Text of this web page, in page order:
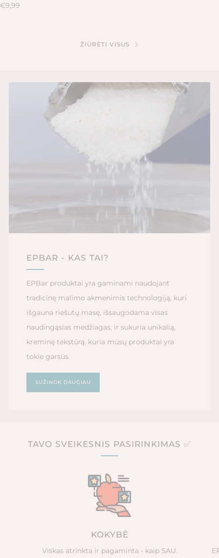
€9,99
ŽIŪRĖTI VISUS
EPBAR - KAS TAI?
EPBar produktai yra gaminami naudojant
tradicinę malimo akmenimis technologiją, kuri
išgauna riešutų masę, išsaugodama visas
naudingąsias medžiagas, ir sukuria unikalią,
kreminę tekstūrą, kuria mūsų produktai yra
tokie garsūs.
SUŽINOK DAUGIAU
TAVO SVEIKESNIS PASIRINKIMAS ✅
KOKYBĖ
Viskas atrinkta ir pagaminta - kaip SAU.